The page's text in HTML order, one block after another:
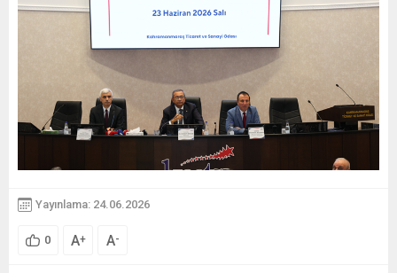
Yayınlama: 24.06.2026
0 A+ A-